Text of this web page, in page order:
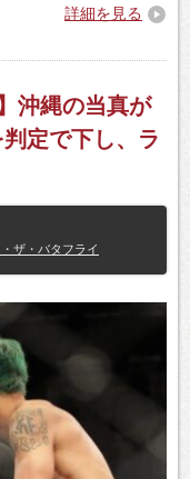
詳細を見る
沖縄の当真が
定で下し、ラ
ザ・バタフライ